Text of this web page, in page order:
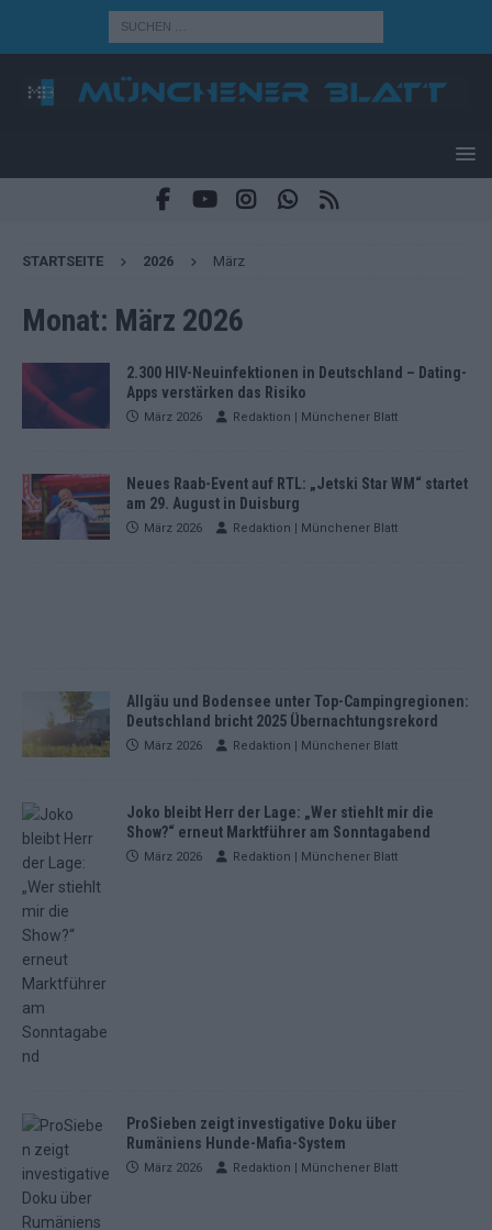
STARTSEITE 2026 März
Monat: März 2026
2.300 HIV-Neuinfektionen in Deutschland – Dating-
Apps verstärken das Risiko
März 2026 Redaktion | Münchener Blatt
Neues Raab-Event auf RTL: „Jetski Star WM“ startet
am 29. August in Duisburg
März 2026 Redaktion | Münchener Blatt
Allgäu und Bodensee unter Top-Campingregionen:
Deutschland bricht 2025 Übernachtungsrekord
März 2026 Redaktion | Münchener Blatt
Joko bleibt Herr der Lage: „Wer stiehlt mir die
Show?“ erneut Marktführer am Sonntagabend
März 2026 Redaktion | Münchener Blatt
ProSieben zeigt investigative Doku über
Rumäniens Hunde-Mafia-System
März 2026 Redaktion | Münchener Blatt